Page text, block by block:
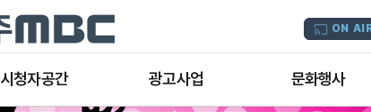
ON
시청자공간 광고사업 문화행사